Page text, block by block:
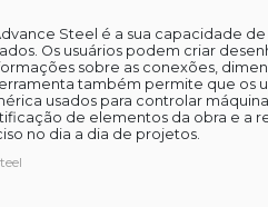
Steel é a sua capacidade
Os usuários podem criar
sobre as conexões,
também permite que os
usados para controlar
de elementos da obra e a
no dia a dia de projetos.